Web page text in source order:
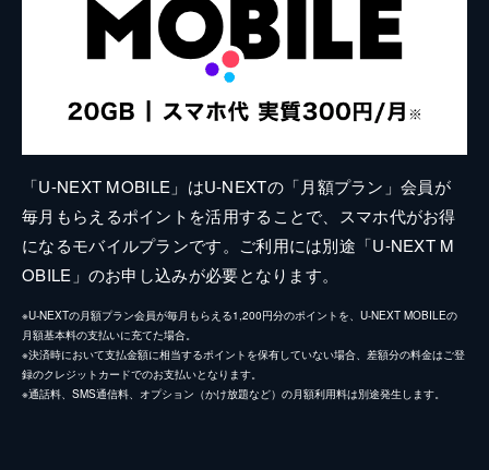
「U-NEXT MOBILE」はU-NEXTの「月額プラン」会員が
毎月もらえるポイントを活用することで、スマホ代がお得
になるモバイルプランです。ご利用には別途「U-NEXT M
OBILE」のお申し込みが必要となります。
※U-NEXTの月額プラン会員が毎月もらえる1,200円分のポイントを、U-NEXT MOBILEの
月額基本料の支払いに充てた場合。
※決済時において支払金額に相当するポイントを保有していない場合、差額分の料金はご登
録のクレジットカードでのお支払いとなります。
※通話料、SMS通信料、オプション（かけ放題など）の月額利用料は別途発生します。